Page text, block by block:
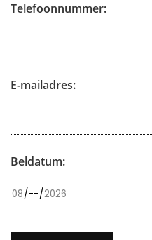
Telefoonnummer:
E-mailadres:
Beldatum: